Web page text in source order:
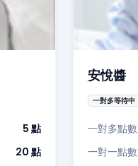
5 點
20 點
安悅醬
一對多等待中
一對多點數
一對一點數